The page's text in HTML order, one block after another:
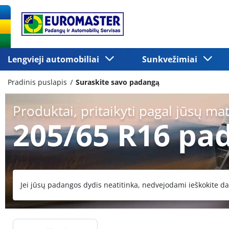
Lengvieji automobiliai Sunkvežimiai
Pradinis puslapis Suraskite savo padangą
Produktai, pritaikyti pagal jūsų
205/65 R16
Jei jūsų padangos dydis neatitinka, nedvejodami ieškokite